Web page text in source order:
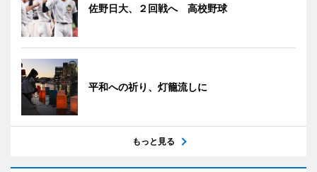
佐野日大、２回戦へ 高校野球
平和への祈り、灯籠流しに
もっと見る